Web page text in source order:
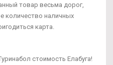
товар весьма дорог,
количество наличных
карта.
стоимость Елабуга!